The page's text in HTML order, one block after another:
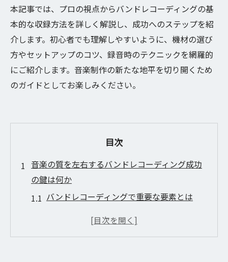
本記事では、プロの視点からバンドレコーディングの基
本的な収録方法を詳しく解説し、成功へのステップを紹
介します。初心者でも理解しやすいように、機材の選び
方やセットアップのコツ、録音時のテクニックを網羅的
にご紹介します。音楽制作の新たな地平を切り開くため
のガイドとしてお楽しみください。
目次
音楽の質を左右するバンドレコーディング成功
の鍵は何か
バンドレコーディングで重要な要素とは
音楽の個性を引き出すためのステップ